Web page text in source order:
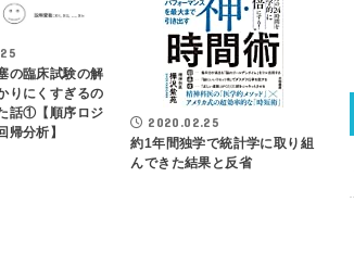
の臨床試験の解
りにくすぎるの
話①【順序ロジ
帰分析】
2020.02.25
約1年間独学で統計学に取り組
んできた結果と反省